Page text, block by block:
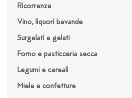
Ricorrenze
Vino, liquori bevande
Surgelati e gelati
Forno e pasticceria secca
Legumi e cereali
Miele e confetture